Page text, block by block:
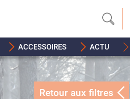
ACCESSOIRES ACTU
Retour aux filtres